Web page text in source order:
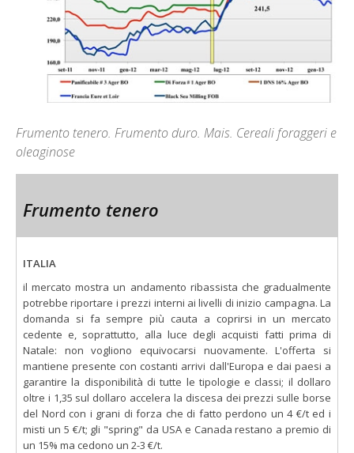
Frumento tenero. Frumento duro. Mais. Cereali foraggeri e
oleaginose
Frumento tenero
ITALIA
il mercato mostra un andamento ribassista che gradualmente
potrebbe riportare i prezzi interni ai livelli di inizio campagna. La
domanda si fa sempre più cauta a coprirsi in un mercato
cedente e, soprattutto, alla luce degli acquisti fatti prima di
Natale: non vogliono equivocarsi nuovamente. L'offerta si
mantiene presente con costanti arrivi dall'Europa e dai paesi a
garantire la disponibilità di tutte le tipologie e classi; il dollaro
oltre i 1,35 sul dollaro accelera la discesa dei prezzi sulle borse
del Nord con i grani di forza che di fatto perdono un 4 €/t ed i
misti un 5 €/t; gli "spring" da USA e Canada restano a premio di
un 15% ma cedono un 2-3 €/t.